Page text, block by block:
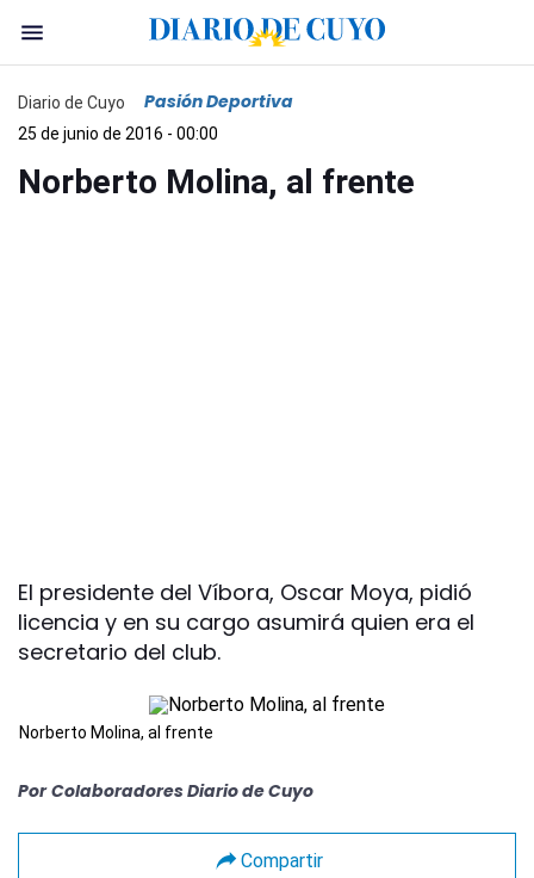
Diario de Cuyo Pasión Deportiva
25 de junio de 2016 - 00:00
Norberto Molina, al frente
El presidente del Víbora, Oscar Moya, pidió
licencia y en su cargo asumirá quien era el
secretario del club.
Norberto Molina, al frente
Por Colaboradores Diario de Cuyo
Compartir